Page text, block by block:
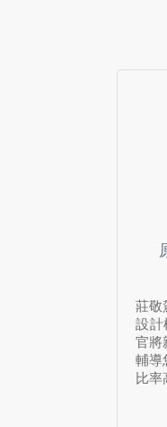
莊敬
設計
官將
輔導
比率